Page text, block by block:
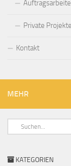
Private Projekte
Kontakt
MEHR
KATEGORIEN